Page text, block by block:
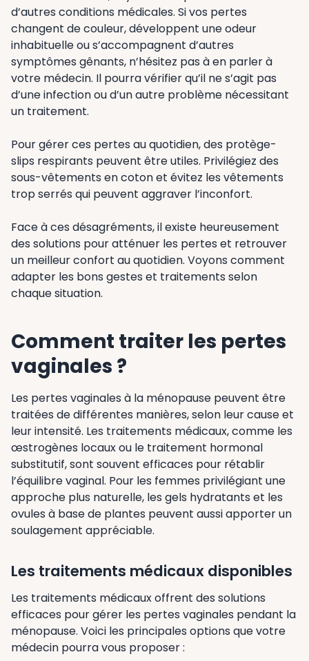
d’autres conditions médicales. Si vos pertes
changent de couleur, développent une odeur
inhabituelle ou s’accompagnent d’autres
symptômes gênants, n’hésitez pas à en parler à
votre médecin. Il pourra vérifier qu’il ne s’agit pas
d’une infection ou d’un autre problème nécessitant
un traitement.
Pour gérer ces pertes au quotidien, des protège-
slips respirants peuvent être utiles. Privilégiez des
sous-vêtements en coton et évitez les vêtements
trop serrés qui peuvent aggraver l’inconfort.
Face à ces désagréments, il existe heureusement
des solutions pour atténuer les pertes et retrouver
un meilleur confort au quotidien. Voyons comment
adapter les bons gestes et traitements selon
chaque situation.
Comment traiter les pertes
vaginales ?
Les pertes vaginales à la ménopause peuvent être
traitées de différentes manières, selon leur cause et
leur intensité. Les traitements médicaux, comme les
œstrogènes locaux ou le traitement hormonal
substitutif, sont souvent efficaces pour rétablir
l’équilibre vaginal. Pour les femmes privilégiant une
approche plus naturelle, les gels hydratants et les
ovules à base de plantes peuvent aussi apporter un
soulagement appréciable.
Les traitements médicaux disponibles
Les traitements médicaux offrent des solutions
efficaces pour gérer les pertes vaginales pendant la
ménopause. Voici les principales options que votre
médecin pourra vous proposer :